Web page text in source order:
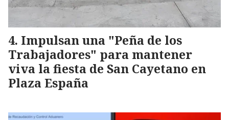
Impulsan una "Peña de los
Trabajadores" para mantener
viva la fiesta de San Cayetano en
Plaza España